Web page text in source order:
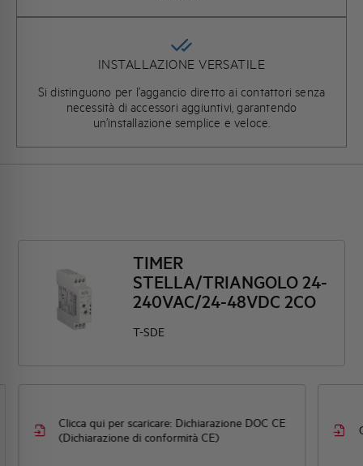
INSTALLAZIONE VERSATILE
Si distinguono per l’aggancio diretto ai contattori senza
necessità di accessori aggiuntivi, garantendo
un’installazione semplice e veloce.
TIMER
STELLA/TRIANGOLO 24-
240VAC/24-48VDC 2CO
T-SDE
Clicca qui per scaricare: Dichiarazione DOC CE
(Dichiarazione di conformità CE)